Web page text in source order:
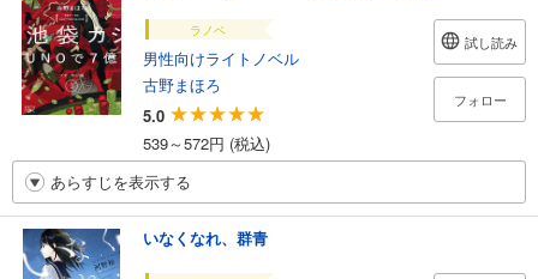
ラノベ
男性向けライトノベル
古野まほろ
5.0
539～572円 (税込)
試し読み
フォロー
あらすじを表示する
いなくなれ、群青